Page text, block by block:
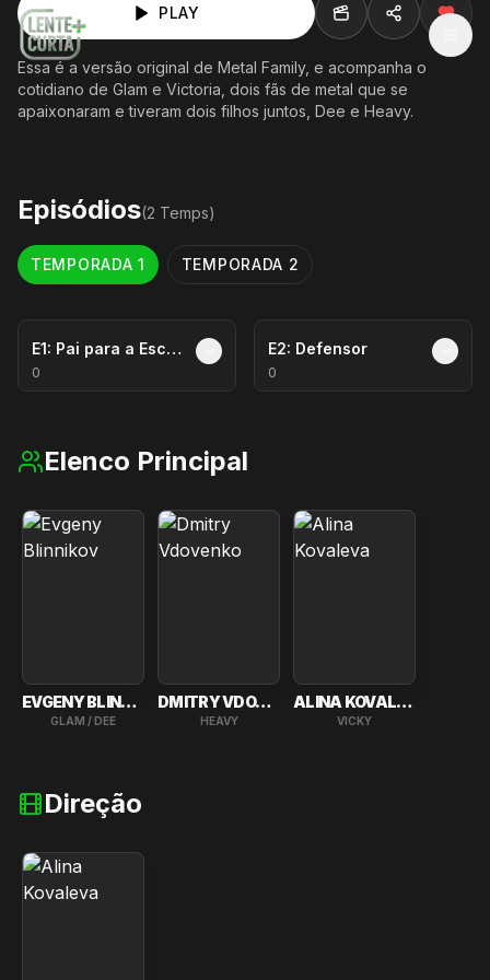
PLAY
Essa é a versão original de Metal Family, e acompanha o
cotidiano de Glam e Victoria, dois fãs de metal que se
apaixonaram e tiveram dois filhos juntos, Dee e Heavy.
Episódios(2 Temps)
TEMPORADA 1 TEMPORADA 2
E1: Pai para a Escola
0
E2: Defensor
0
Elenco Principal
EVGENY BLINNIKOV
GLAM / DEE
DMITRY VDOVENKO
HEAVY
ALINA KOVALEVA
VICKY
Direção